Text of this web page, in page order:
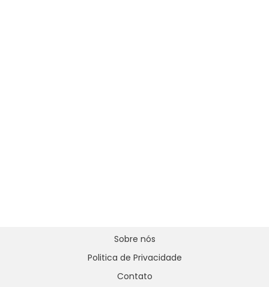
Sobre nós
Politica de Privacidade
Contato